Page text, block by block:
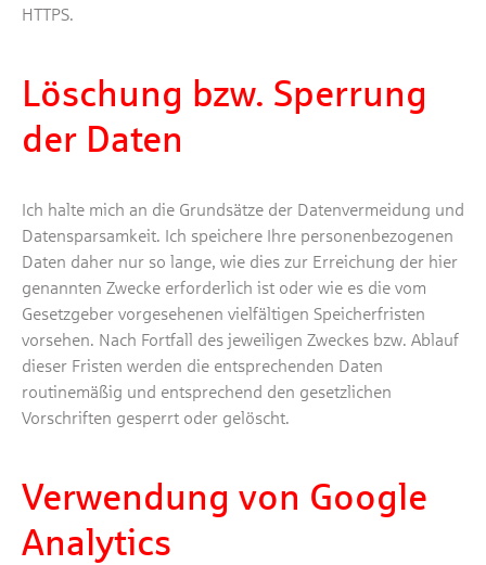
HTTPS.
Löschung bzw. Sperrung
der Daten
Ich halte mich an die Grundsätze der Datenvermeidung und
Datensparsamkeit. Ich speichere Ihre personenbezogenen
Daten daher nur so lange, wie dies zur Erreichung der hier
genannten Zwecke erforderlich ist oder wie es die vom
Gesetzgeber vorgesehenen vielfältigen Speicherfristen
vorsehen. Nach Fortfall des jeweiligen Zweckes bzw. Ablauf
dieser Fristen werden die entsprechenden Daten
routinemäßig und entsprechend den gesetzlichen
Vorschriften gesperrt oder gelöscht.
Verwendung von Google
Analytics